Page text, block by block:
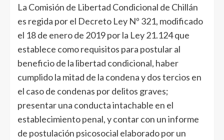
La Comisión de Libertad Condicional de Chillán
es regida por el Decreto Ley Nº 321, modificado
el 18 de enero de 2019 por la Ley 21.124 que
establece como requisitos para postular al
beneficio de la libertad condicional, haber
cumplido la mitad de la condena y dos tercios en
el caso de condenas por delitos graves;
presentar una conducta intachable en el
establecimiento penal, y contar con un informe
de postulación psicosocial elaborado por un